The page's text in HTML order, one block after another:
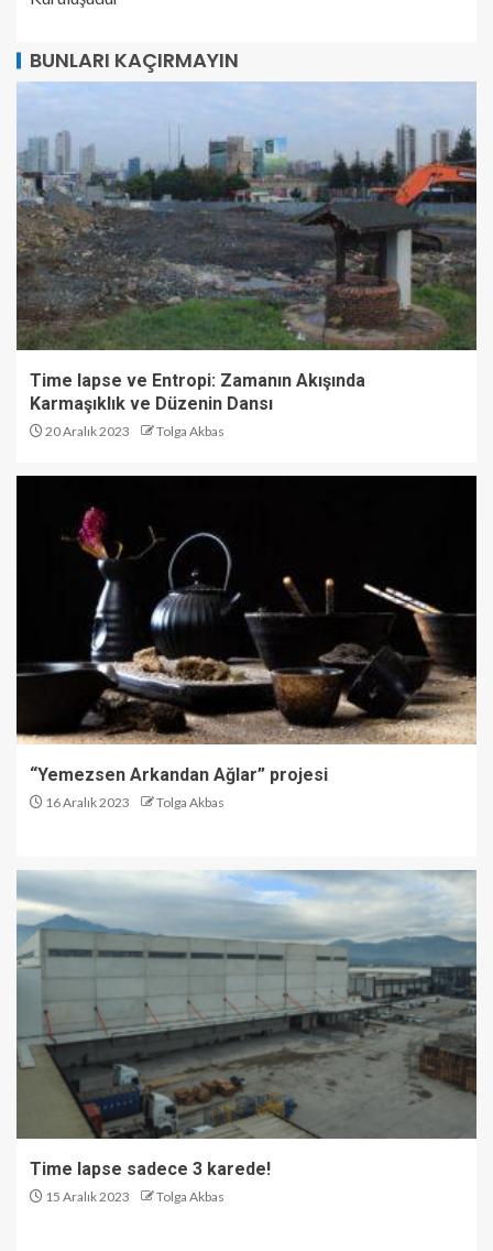
BUNLARI KAÇIRMAYIN
Time lapse ve Entropi: Zamanın Akışında
Karmaşıklık ve Düzenin Dansı
20 Aralık 2023 Tolga Akbas
“Yemezsen Arkandan Ağlar” projesi
16 Aralık 2023 Tolga Akbas
Time lapse sadece 3 karede!
15 Aralık 2023 Tolga Akbas